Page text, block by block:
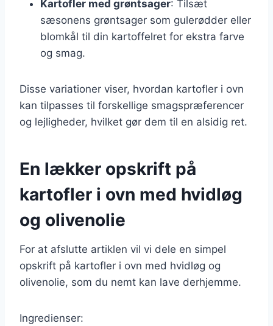
Kartofler med grøntsager: Tilsæt
sæsonens grøntsager som gulerødder eller
blomkål til din kartoffelret for ekstra farve
og smag.
Disse variationer viser, hvordan kartofler i ovn
kan tilpasses til forskellige smagspræferencer
og lejligheder, hvilket gør dem til en alsidig ret.
En lækker opskrift på
kartofler i ovn med hvidløg
og olivenolie
For at afslutte artiklen vil vi dele en simpel
opskrift på kartofler i ovn med hvidløg og
olivenolie, som du nemt kan lave derhjemme.
Ingredienser: